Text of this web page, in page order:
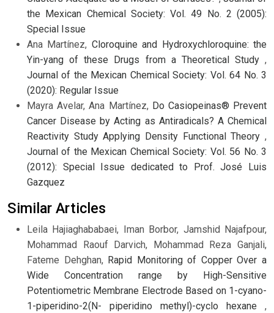
the Mexican Chemical Society: Vol. 49 No. 2 (2005):
Special Issue
Ana Martínez, Cloroquine and Hydroxychloroquine: the
Yin-yang of these Drugs from a Theoretical Study ,
Journal of the Mexican Chemical Society: Vol. 64 No. 3
(2020): Regular Issue
Mayra Avelar, Ana Martínez, Do Casiopeinas® Prevent
Cancer Disease by Acting as Antiradicals? A Chemical
Reactivity Study Applying Density Functional Theory ,
Journal of the Mexican Chemical Society: Vol. 56 No. 3
(2012): Special Issue dedicated to Prof. José Luis
Gazquez
Similar Articles
Leila Hajiaghababaei, Iman Borbor, Jamshid Najafpour,
Mohammad Raouf Darvich, Mohammad Reza Ganjali,
Fateme Dehghan, Rapid Monitoring of Copper Over a
Wide Concentration range by High-Sensitive
Potentiometric Membrane Electrode Based on 1-cyano-
1-piperidino-2(N- piperidino methyl)-cyclo hexane ,